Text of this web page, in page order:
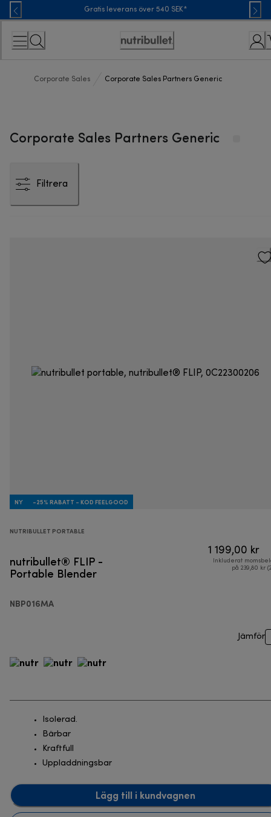
Skip
to
Content
Gratis leverans över 540 SEK*
Accessibility
Corporate Sales Corporate Sales Partners Generic
Corporate Sales Partners Generic
Filtrera
NY -25% RABATT - KOD FEELGOOD
NUTRIBULLET PORTABLE
nutribullet® FLIP -
Portable Blender
NBP016MA
1 199,00 kr
Inkluderat
på 239,80 kr
Jämför
Isolerad.
Bärbar
Kraftfull
Uppladdningsbar
Lägg till i kundvagnen